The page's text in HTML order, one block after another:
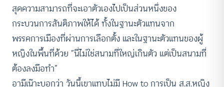
สุดความสามารถที่จะเอาตัวเองไปเป็นส่วนหนึ่งของ
กระบวนการสันติภาพให้ได้ ทั้งในฐานะตัวแทนจาก
พรรคการเมืองที่ผ่านการเลือกตั้ง และในฐานะตัวแทนของผู้
หญิงในพื้นที่ด้วย “นี่ไม่ใช่สนามที่ใหญ่เกินตัว แต่เป็นสนามที่
ต้องลงมือทำ”
อามีเน๊าะบอกว่า วันนี้เขาแทบไม่มี How to การเป็น ส.ส.หญิง